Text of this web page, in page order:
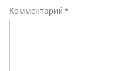
Комментарий *